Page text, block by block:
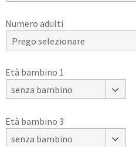
Numero adulti
Prego selezionare
Età bambino 1
senza bambino
Età bambino 3
senza bambino